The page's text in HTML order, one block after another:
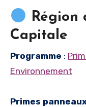
Région
Capitale
Programme :
Environnement
Primes